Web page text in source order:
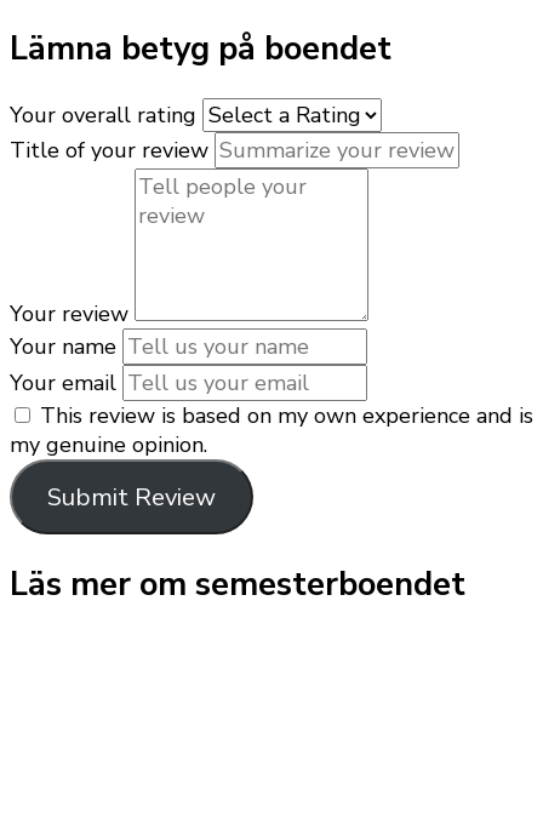
Lämna betyg på boendet
Your overall rating
Title of your review
Your review
Your name
Your email
This review is based on my own experience and is
my genuine opinion.
Submit Review
Läs mer om semesterboendet